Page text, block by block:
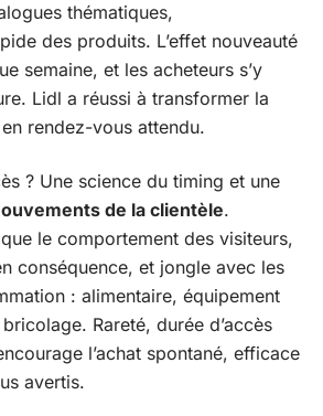
thématiques,
des produits. L’effet nouveauté
semaine, et les acheteurs s’y
Lidl a réussi à transformer la
rendez-vous attendu.
? Une science du timing et une
de la clientèle.
le comportement des visiteurs,
conséquence, et jongle avec les
: alimentaire, équipement
Rareté, durée d’accès
l’achat spontané, efficace
avertis.